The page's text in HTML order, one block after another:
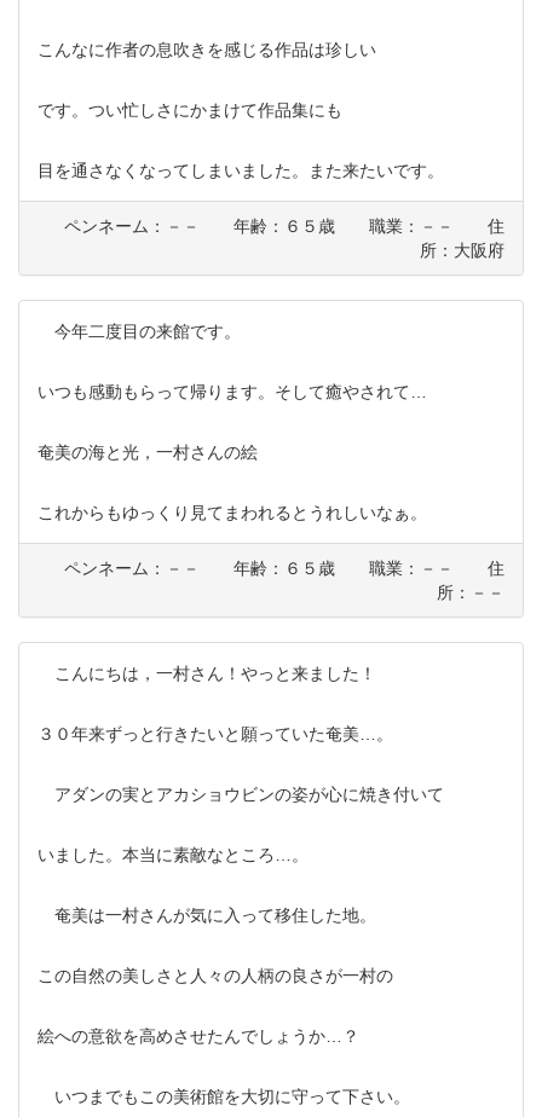
こんなに作者の息吹きを感じる作品は珍しい
です。つい忙しさにかまけて作品集にも
目を通さなくなってしまいました。また来たいです。
ペンネーム：－－ 年齢：６５歳 職業：－－ 住
所：大阪府
今年二度目の来館です。
いつも感動もらって帰ります。そして癒やされて…
奄美の海と光，一村さんの絵
これからもゆっくり見てまわれるとうれしいなぁ。
ペンネーム：－－ 年齢：６５歳 職業：－－ 住
所：－－
こんにちは，一村さん！やっと来ました！
３０年来ずっと行きたいと願っていた奄美…。
アダンの実とアカショウビンの姿が心に焼き付いて
いました。本当に素敵なところ…。
奄美は一村さんが気に入って移住した地。
この自然の美しさと人々の人柄の良さが一村の
絵への意欲を高めさせたんでしょうか…？
いつまでもこの美術館を大切に守って下さい。